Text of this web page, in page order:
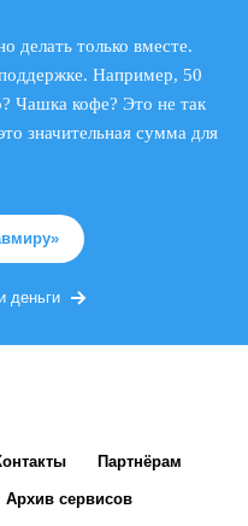
делать только вместе.
Например, 50
Чашка кофе? Это не так
значительная сумма для
деньги
Партнёрам
Архив сервисов